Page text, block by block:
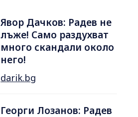
Явор Дачков: Радев не
лъже! Само раздухват
много скандали около
него!
darik.bg
Георги Лозанов: Радев